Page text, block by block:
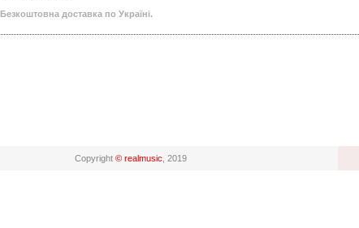
Безкоштовна доставка по Україні.
Copyright © realmusic , 2019